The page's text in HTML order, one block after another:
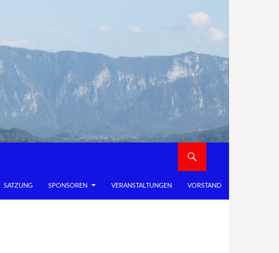
SATZUNG SPONSOREN VERANSTALTUNGEN VORSTAND